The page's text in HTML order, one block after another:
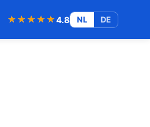
★★★★★
★★★★★4.8 NL DE